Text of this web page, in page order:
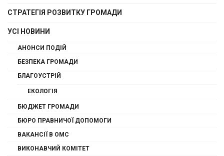
СТРАТЕГІЯ РОЗВИТКУ ГРОМАДИ
УСІ НОВИНИ
АНОНСИ ПОДІЙ
БЕЗПЕКА ГРОМАДИ
БЛАГОУСТРІЙ
ЕКОЛОГІЯ
БЮДЖЕТ ГРОМАДИ
БЮРО ПРАВНИЧОЇ ДОПОМОГИ
ВАКАНСІЇ В ОМС
ВИКОНАВЧИЙ КОМІТЕТ